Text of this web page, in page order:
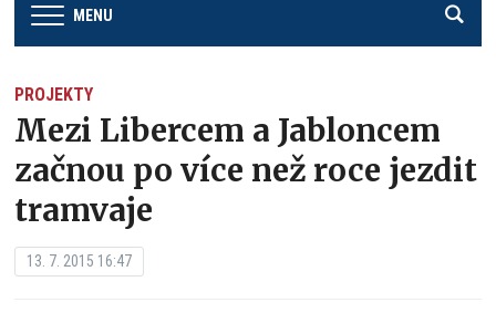
MENU
PROJEKTY
Mezi Libercem a Jabloncem
začnou po více než roce jezdit
tramvaje
13. 7. 2015 16:47